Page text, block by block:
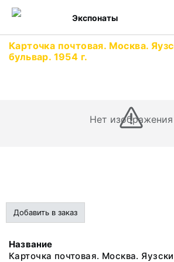
Экспонаты
Карточка почтовая. Москва.
бульвар. 1954 г.
Нет изображения
Добавить в заказ
Название
Карточка почтовая. Москва.